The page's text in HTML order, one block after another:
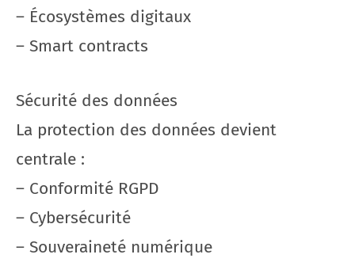
– Écosystèmes digitaux
– Smart contracts
Sécurité des données
La protection des données devient
centrale :
– Conformité RGPD
– Cybersécurité
– Souveraineté numérique